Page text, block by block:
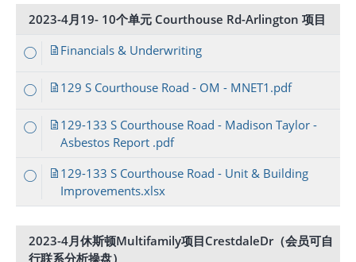
2023-4月19- 10个单元 Courthouse Rd-Arlington 项目
Financials & Underwriting
129 S Courthouse Road - OM - MNET1.pdf
129-133 S Courthouse Road - Madison Taylor -
Asbestos Report .pdf
129-133 S Courthouse Road - Unit & Building
Improvements.xlsx
2023-4月休斯顿Multifamily项目CrestdaleDr（会员可自
行联系分析操盘）